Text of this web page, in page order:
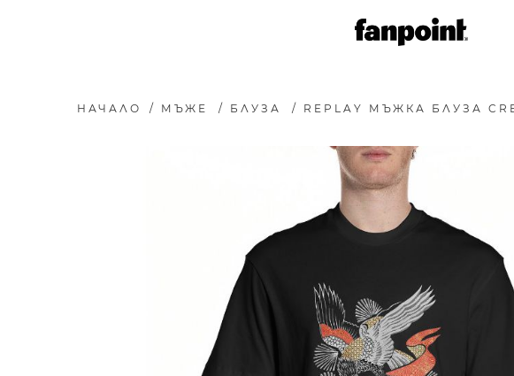
НАЧАЛО / МЪЖЕ / БЛУЗА / REPLAY МЪЖКА БЛУЗА